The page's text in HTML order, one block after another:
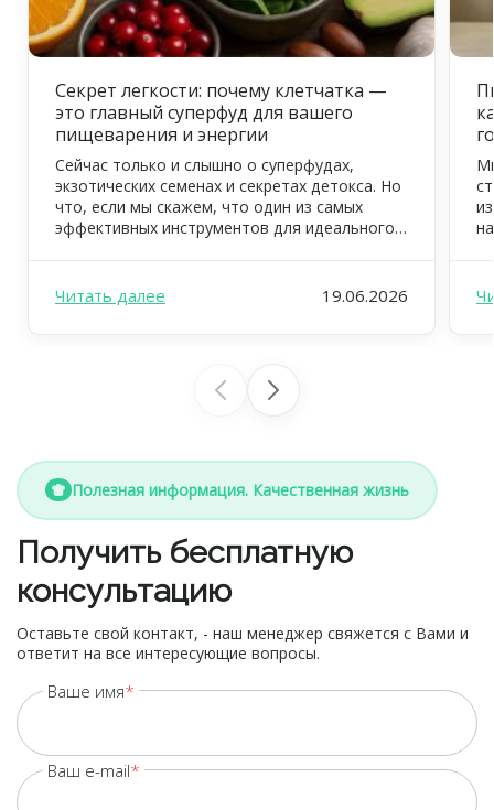
Секрет легкости: почему клетчатка —
это главный суперфуд для вашего
пищеварения и энергии
Сейчас только и слышно о суперфудах,
экзотических семенах и секретах детокса. Но
что, если мы скажем, что один из самых
эффективных инструментов для идеального
клетчатка, или пищевые волокна. В FOODEX
мы ежедневно заботимся о том, чтобы ваш
Читать далее 19.06.2026
Полезная информация. Качественная жизнь
Получить бесплатную
консультацию
Оставьте свой контакт, - наш менеджер свяжется с Вами и
ответит на все интересующие вопросы.
Ваше имя
Ваш e-mail